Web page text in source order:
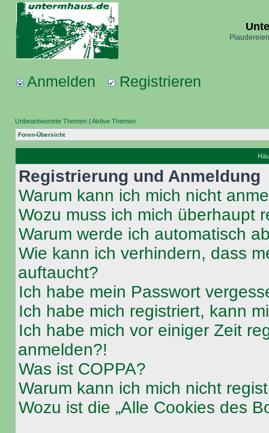
Anmelden Registrieren
Unbeantwortete Themen | Aktive Themen
Foren-Übersicht
Registrierung und Anmeldung
Warum kann ich mich nicht
Wozu muss ich mich überhaupt
Warum werde ich automatisch
Wie kann ich verhindern, dass
auftaucht?
Ich habe mein Passwort
Ich habe mich registriert, kann
Ich habe mich vor einiger Zeit
anmelden?!
Was ist COPPA?
Warum kann ich mich nicht
Wozu ist die „Alle Cookies des